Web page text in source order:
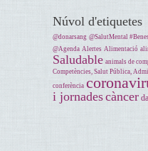
Núvol d'etiquetes
@donarsang @SalutMental
@Agenda Alertes Alimentació
Saludable animals de
Competències, Salut Pública,
conferència
i jornadescàncer